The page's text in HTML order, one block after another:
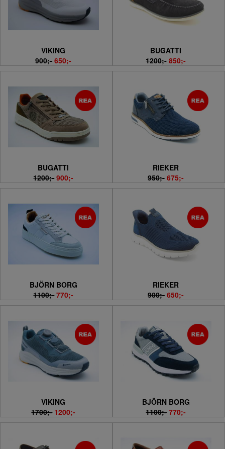
VIKING
900;- 650;-
BUGATTI
1200;- 850;-
BUGATTI
1200;- 900;-
RIEKER
950;- 675;-
BJÖRN BORG
1100;- 770;-
RIEKER
900;- 650;-
VIKING
1700;- 1200;-
BJÖRN BORG
1100;- 770;-